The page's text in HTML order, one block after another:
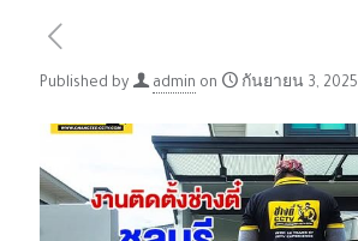
Published by admin on กันยายน 3, 2025